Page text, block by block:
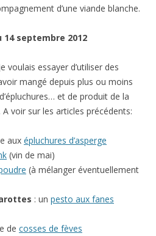
d’une viande blanche.
14 septembre 2012
essayer d’utiliser des
mangé depuis plus ou moins
et de produit de la
voir sur les articles précédents:
aux épluchures d’asperge
(vin de mai)
(à mélanger éventuellement
: un pesto aux fanes
de cosses de fèves